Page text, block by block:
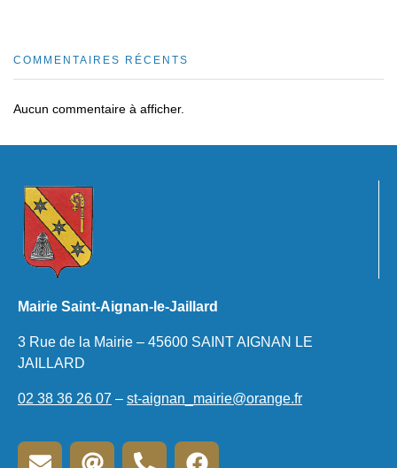
COMMENTAIRES RÉCENTS
Aucun commentaire à afficher.
Mairie Saint-Aignan-le-Jaillard
3 Rue de la Mairie – 45600 SAINT AIGNAN LE
JAILLARD
02 38 36 26 07 – st-aignan_mairie@orange.fr